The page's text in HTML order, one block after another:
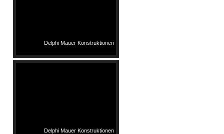
Delphi Mauer Konstruktionen
Delphi Mauer Konstruktionen